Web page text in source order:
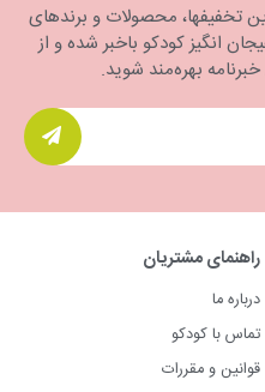
تخفیفها، محصولات و برندهای
انگیز کودکو باخبر شده و از
بهره‌مند شوید.
راهنمای مشتریان
درباره ما
تماس با کودکو
قوانین و مقررات